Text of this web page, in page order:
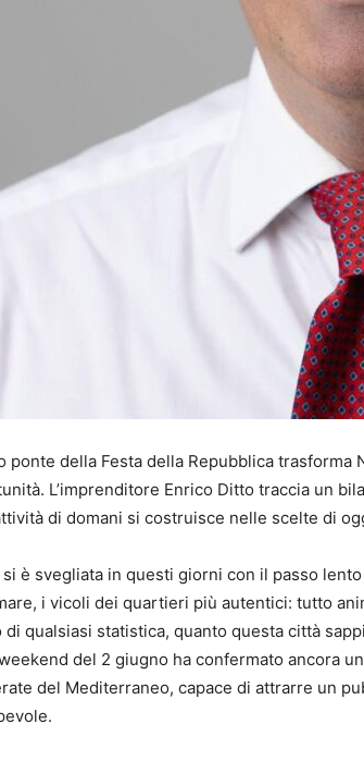
ponte della Festa della Repubblica
L’imprenditore Enrico Ditto traccia un
di domani si costruisce nelle scelte di
si è svegliata in questi giorni con il passo
i vicoli dei quartieri più autentici: tutto
di qualsiasi statistica, quanto questa città
del 2 giugno ha confermato ancora
del Mediterraneo, capace di attrarre un